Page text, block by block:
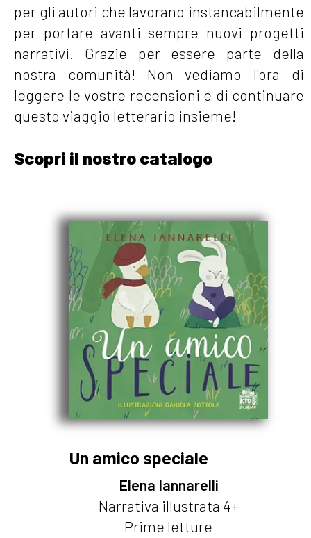
per gli autori che lavorano instancabilmente
per portare avanti sempre nuovi progetti
narrativi. Grazie per essere parte della
nostra comunità! Non vediamo l'ora di
leggere le vostre recensioni e di continuare
questo viaggio letterario insieme!
Scopri il nostro catalogo
Un amico speciale
Elena Iannarelli
Narrativa illustrata 4+
Prime letture